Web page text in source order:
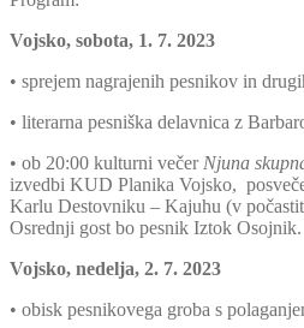
Vojsko, sobota, 1. 7. 2023
• sprejem nagrajenih pesnikov in
• literarna pesniška delavnica z
• ob 20:00 kulturni večer Njuna
izvedbi KUD Planika Vojsko,
Karlu Destovniku – Kajuhu (v
Osrednji gost bo pesnik Iztok Osojnik.
Vojsko, nedelja, 2. 7. 2023
• obisk pesnikovega groba s